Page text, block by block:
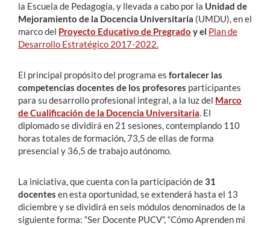
la Escuela de Pedagogía, y llevada a cabo por la Unidad de
Mejoramiento de la Docencia Universitaria (UMDU), en el
marco del Proyecto Educativo de Pregrado y el Plan de
Desarrollo Estratégico 2017-2022.
El principal propósito del programa es fortalecer las
competencias docentes de los profesores participantes
para su desarrollo profesional integral, a la luz del Marco
de Cualificación de la Docencia Universitaria. El
diplomado se dividirá en 21 sesiones, contemplando 110
horas totales de formación, 73,5 de ellas de forma
presencial y 36,5 de trabajo autónomo.
La iniciativa, que cuenta con la participación de31
docentes en esta oportunidad, se extenderá hasta el 13
diciembre y se dividirá en seis módulos denominados de la
siguiente forma: “Ser Docente PUCV”, “Cómo Aprenden mi